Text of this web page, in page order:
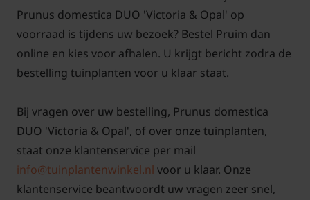
Prunus domestica DUO 'Victoria & Opal' op
voorraad is tijdens uw bezoek? Bestel Pruim dan
online en kies voor afhalen. U krijgt bericht zodra de
bestelling tuinplanten voor u klaar staat.
Bij vragen over uw bestelling, Prunus domestica
DUO 'Victoria & Opal', of over onze tuinplanten,
staat onze klantenservice per mail
info@tuinplantenwinkel.nl voor u klaar. Onze
klantenservice beantwoordt uw vragen zeer snel,